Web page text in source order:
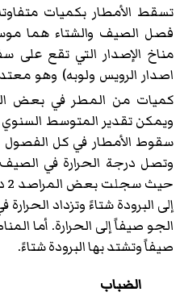
تسقط الأمطار بكميات
فصل الصيف والشتاء هما
مناخ الإصدار التي تقع على
اصدار الرويس ولوبه) وهو
كميات من المطر في بعض
سقوط الأمطار في كل الفصول
إلى البرودة شتاءً وتزداد
الجو صيفاً إلى الحرارة. أما
صيفاً وتشتد بها البرودة شتاءً.
الضباب